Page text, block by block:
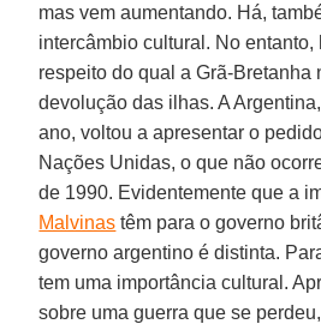
mas vem aumentando. Há,
intercâmbio cultural. No entanto,
respeito do qual a Grã-Bretanha
devolução das ilhas. A
ano, voltou a apresentar o
Nações Unidas, o que não
de 1990. Evidentemente que a
Malvinas têm para o governo
governo argentino é distinta.
tem uma importância cultural.
sobre uma guerra que se